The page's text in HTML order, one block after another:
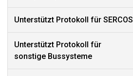
Unterstützt Protokoll für SERCOS
Unterstützt Protokoll für
sonstige Bussysteme